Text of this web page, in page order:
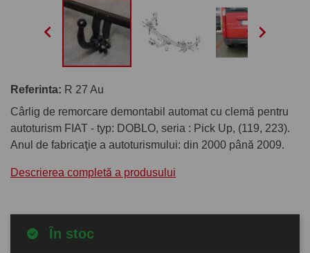
 
Referinta: R 27 Au
Cârlig de remorcare demontabil automat cu clemă pentru
autoturism FIAT - typ: DOBLO, seria : Pick Up, (119, 223).
Anul de fabricaţie a autoturismului: din 2000 până 2009.
Descrierea completă a produsului
În stoc